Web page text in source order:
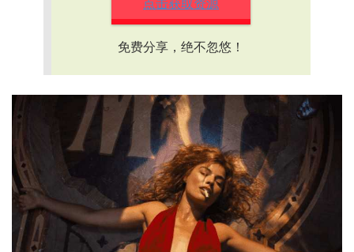
免费分享，绝不忽悠！